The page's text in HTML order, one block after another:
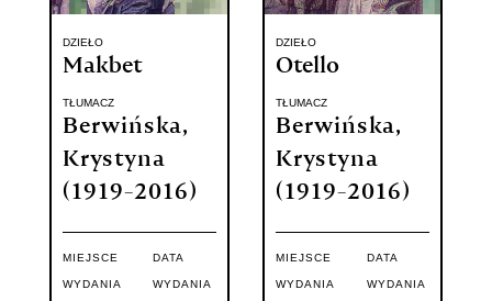
DZIEŁO
Makbet
TŁUMACZ
Berwińska,
Krystyna
(1919-2016)
MIEJSCE
WYDANIA
DATA
WYDANIA
DZIEŁO
Otello
TŁUMACZ
Berwińska,
Krystyna
(1919-2016)
MIEJSCE
WYDANIA
DATA
WYDANIA